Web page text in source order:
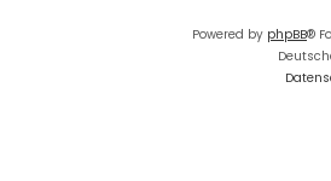
Powered by phpBB®